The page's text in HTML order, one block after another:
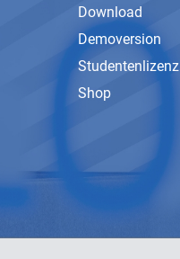
Download
Demoversion
Studentenlizenz
Shop